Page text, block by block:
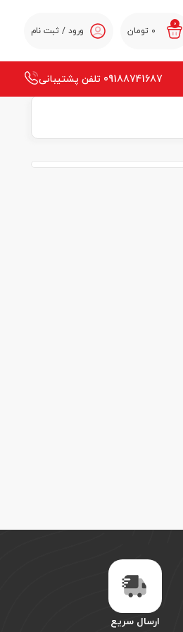
0
0 تومان ورود / ثبت نام
09188741687 تلفن پشتیبانی
ارسال سریع